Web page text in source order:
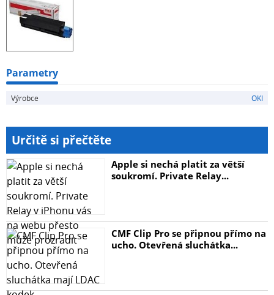
Parametry
Výrobce OKI
Určitě si přečtěte
Apple si nechá platit za větší
soukromí. Private Relay...
CMF Clip Pro se připnou přímo na
ucho. Otevřená sluchátka...